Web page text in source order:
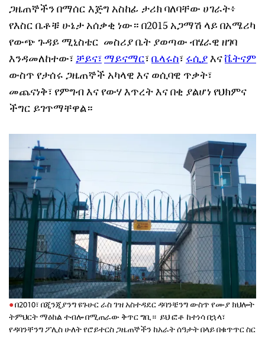
ጋዜጠኞችን በማሰር እጅግ አስከፊ ታሪክ ባለባቸው ሀገራት፥
የእስር ቤቶቹ ሁኔታ አሰቃቂ ነው። በ2015 አጋማሽ ላይ በአሜሪካ
የውጭ ጉዳይ ሚኒስቴር መስሪያ ቤት ያወጣው ብሄራዊ ዘገባ
እንዳመለከተው፣ቻይና፣ማይናማር፣ቤላሩስ፣ሩሲያእናቬትናም
ውስጥ የታሰሩ ጋዜጠኞች አካላዊ እና ወሲባዊ ጥቃት፣
መጨናነቅ፣ የምግብ እና የውሃ እጥረት እና በቂ ያልሆነ የህክምና
ችግር ይገጥማቸዋል።
በ2010፣ በጂንጂያንግ ዩጉሁር ራስ ገዝ አስተዳደር ዳባንቼንግ ውስጥ የሙያ ክህሎት
ትምህርት ማዕከል ተብሎ በሚጠራው ቅጥር ግቢ። ይህ ፎቶ ከተነሳ በኋላ፣
የዳባንቸንግ ፖሊስ ሁለት የሮይተርስ ጋዜጠኞችን ከአራት ሰዓታት በላይ በቁጥጥር ስር